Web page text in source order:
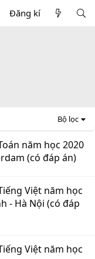
Đăng kí
Bộ lọc
năm học 2020
(có đáp án)
Việt năm học
- Hà Nội (có đáp
Việt năm học